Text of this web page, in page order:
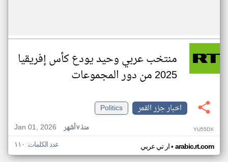
منتخب عربي وحيد يودع كأس إفريقيا
2025 من دور المجموعات
اخبار جزر القمر
Politics
Jan 01, 2026
منذ ٧ أشهر YU55DX
ار تي عربي• arabic.rt.com عدد الكلمات: ١١٠